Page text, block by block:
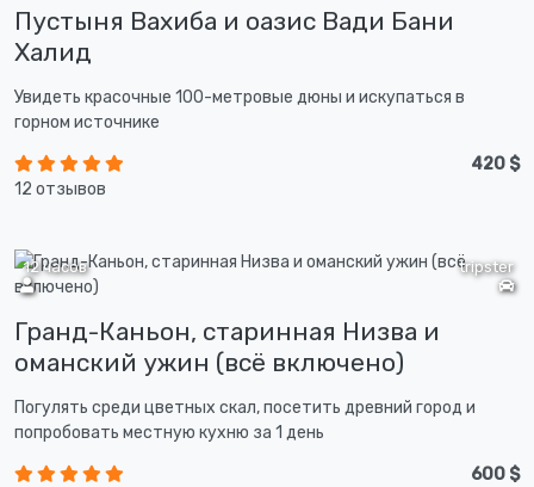
Пустыня Вахиба и оазис Вади Бани
Халид
Увидеть красочные 100-метровые дюны и искупаться в
горном источнике
12 отзывов
420 $
tripster
12 часов
Гранд-Каньон, старинная Низва и
оманский ужин (всё включено)
Погулять среди цветных скал, посетить древний город и
попробовать местную кухню за 1 день
600 $